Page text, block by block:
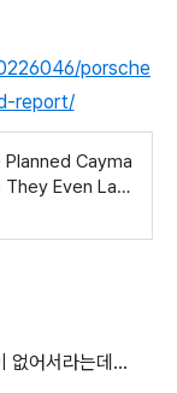
porsche
report/
Cayma
Even Laun
없어서라는데...